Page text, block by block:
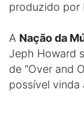
produzido por
A Nação da
Jeph Howard
de “Over and
possível vinda